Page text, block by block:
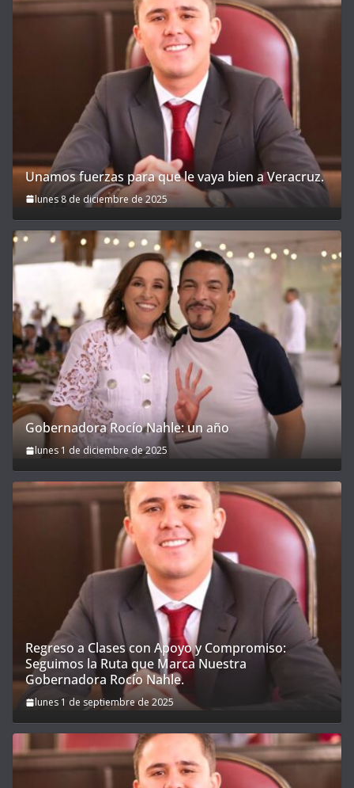
Unamos fuerzas para que le vaya bien a Veracruz.
lunes 8 de diciembre de 2025
Gobernadora Rocío Nahle: un año
lunes 1 de diciembre de 2025
Regreso a Clases con Apoyo y Compromiso:
Seguimos la Ruta que Marca Nuestra
Gobernadora Rocío Nahle.
lunes 1 de septiembre de 2025